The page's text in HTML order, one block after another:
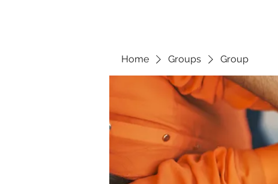
Home Groups Group